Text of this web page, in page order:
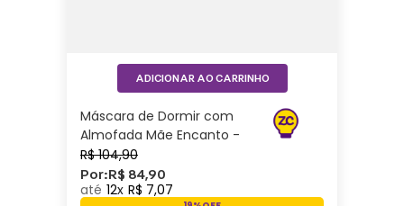
Máscara de Dormir com
Almofada Mãe Encanto -
Zonacriativa
R$ 104,90
Por:R$ 84,90
12 R$ 7,07
ADICIONAR AO CARRINHO